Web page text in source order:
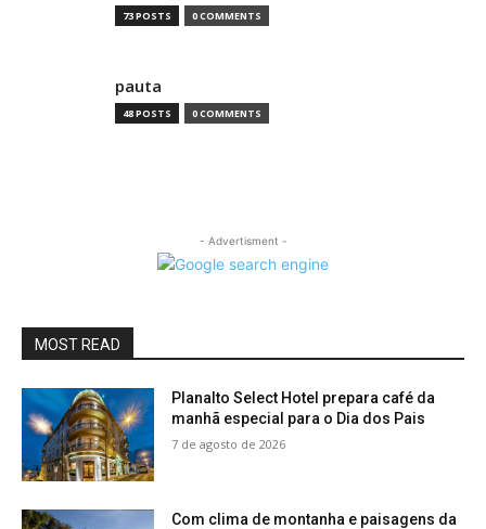
73 POSTS 0 COMMENTS
pauta
48 POSTS 0 COMMENTS
- Advertisment -
MOST READ
Planalto Select Hotel prepara café da
manhã especial para o Dia dos Pais
7 de agosto de 2026
Com clima de montanha e paisagens da